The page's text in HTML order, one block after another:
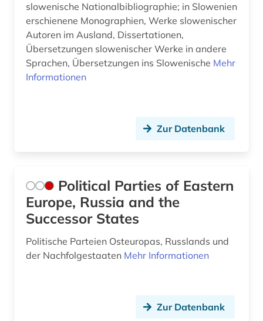
slowenische Nationalbibliographie; in Slowenien
erschienene Monographien, Werke slowenischer
Autoren im Ausland, Dissertationen,
Übersetzungen slowenischer Werke in andere
Sprachen, Übersetzungen ins Slowenische Mehr
Informationen
Zur Datenbank
Political Parties of Eastern
Europe, Russia and the
Successor States
Politische Parteien Osteuropas, Russlands und
der Nachfolgestaaten Mehr Informationen
Zur Datenbank